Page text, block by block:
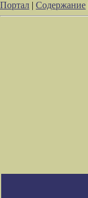
Портал | Содержание